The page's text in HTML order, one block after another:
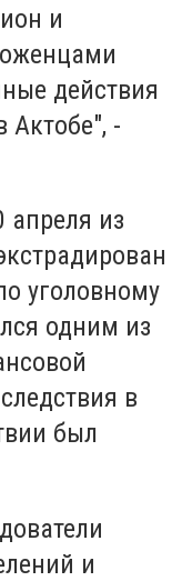
и
действия
Актобе", -
из
уголовному
одним из
в
был
и